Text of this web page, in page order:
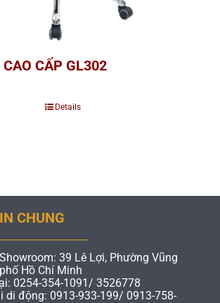
CAO CẤP GL302
Details
CHUNG
39 Lê Lợi, Phường Vũng
Hồ Chí Minh
0254-354-1091/ 3526778
di động: 0913-933-199/ 0913-758-